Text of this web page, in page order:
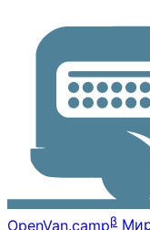
OpenVan.campβ